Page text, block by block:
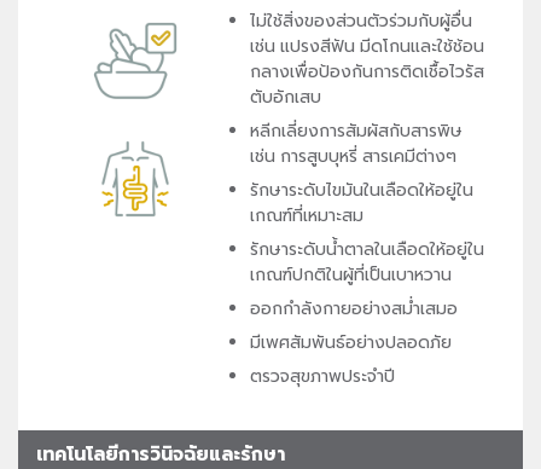
ไม่ใช้สิ่งของส่วนตัวร่วมกับผู้อื่น
เช่น แปรงสีฟัน มีดโกนและใช้ช้อน
กลางเพื่อป้องกันการติดเชื้อไวรัส
ตับอักเสบ
หลีกเลี่ยงการสัมผัสกับสารพิษ
เช่น การสูบบุหรี่ สารเคมีต่างๆ
รักษาระดับไขมันในเลือดให้อยู่ใน
เกณฑ์ที่เหมาะสม
รักษาระดับน้ำตาลในเลือดให้อยู่ใน
เกณฑ์ปกติในผู้ที่เป็นเบาหวาน
ออกกำลังกายอย่างสม่ำเสมอ
มีเพศสัมพันธ์อย่างปลอดภัย
ตรวจสุขภาพประจำปี
เทคโนโลยีการวินิจฉัยและรักษา